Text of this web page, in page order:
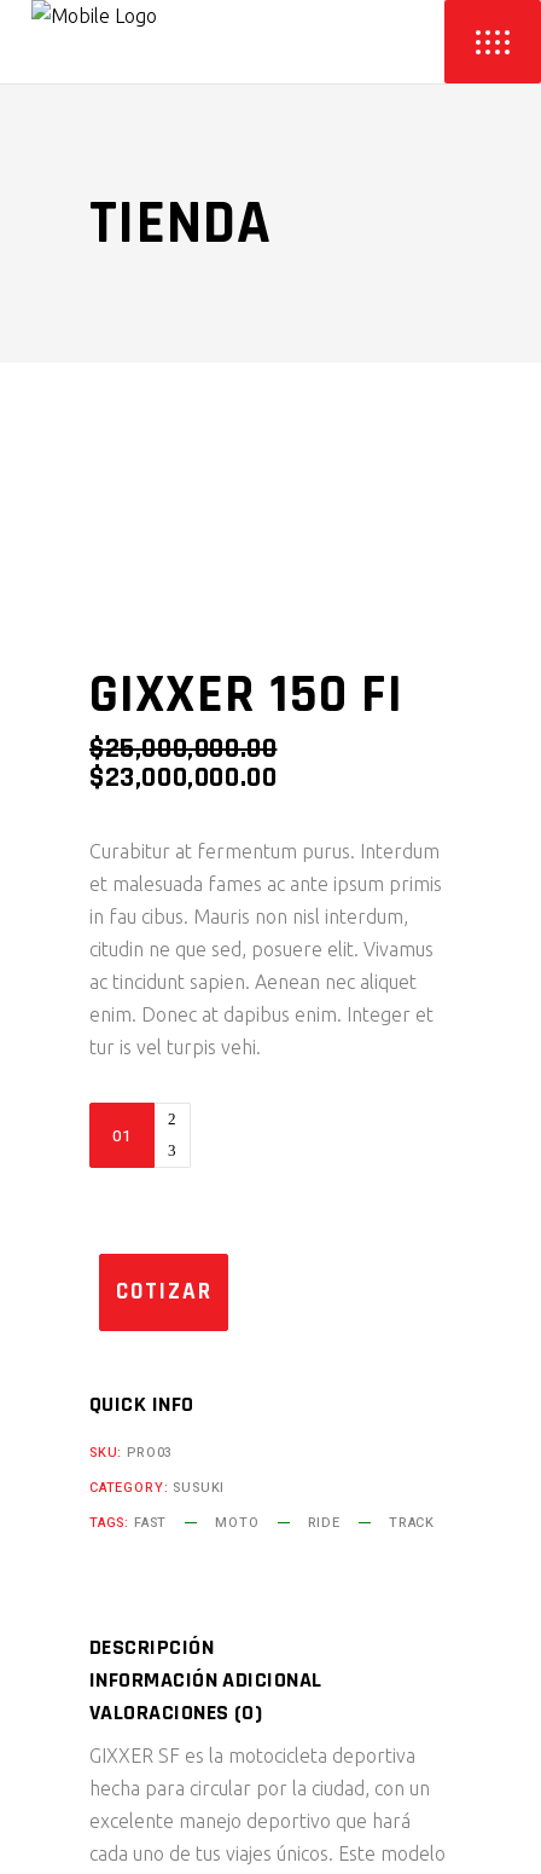
TIENDA
GIXXER 150 FI
$25,000,000.00
$23,000,000.00
Curabitur at fermentum purus. Interdum
et malesuada fames ac ante ipsum primis
in fau cibus. Mauris non nisl interdum,
citudin ne que sed, posuere elit. Vivamus
ac tincidunt sapien. Aenean nec aliquet
enim. Donec at dapibus enim. Integer et
tur is vel turpis vehi.
COTIZAR
QUICK INFO
SKU: PRO03
CATEGORY: SUSUKI
TAGS: FAST MOTO RIDE TRACK
DESCRIPCIÓN
INFORMACIÓN ADICIONAL
VALORACIONES (0)
GIXXER SF es la motocicleta deportiva
hecha para circular por la ciudad, con un
excelente manejo deportivo que hará
cada uno de tus viajes únicos. Este modelo